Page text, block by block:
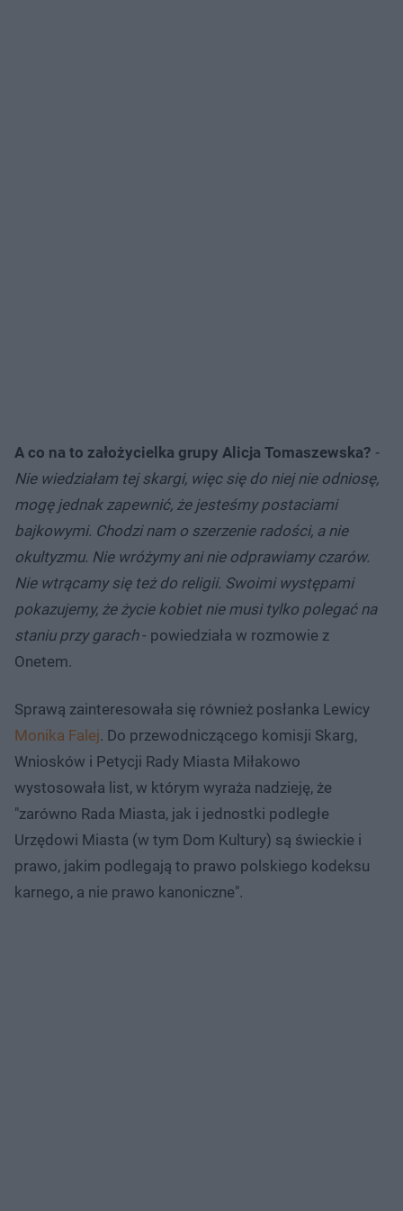
A co na to założycielka grupy Alicja Tomaszewska? -
Nie wiedziałam tej skargi, więc się do niej nie odniosę,
mogę jednak zapewnić, że jesteśmy postaciami
bajkowymi. Chodzi nam o szerzenie radości, a nie
okultyzmu. Nie wróżymy ani nie odprawiamy czarów.
Nie wtrącamy się też do religii. Swoimi występami
pokazujemy, że życie kobiet nie musi tylko polegać na
staniu przy garach- powiedziała w rozmowie z
Onetem.
Sprawą zainteresowała się również posłanka Lewicy
Monika Falej. Do przewodniczącego komisji Skarg,
Wniosków i Petycji Rady Miasta Miłakowo
wystosowała list, w którym wyraża nadzieję, że
"zarówno Rada Miasta, jak i jednostki podległe
Urzędowi Miasta (w tym Dom Kultury) są świeckie i
prawo, jakim podlegają to prawo polskiego kodeksu
karnego, a nie prawo kanoniczne".